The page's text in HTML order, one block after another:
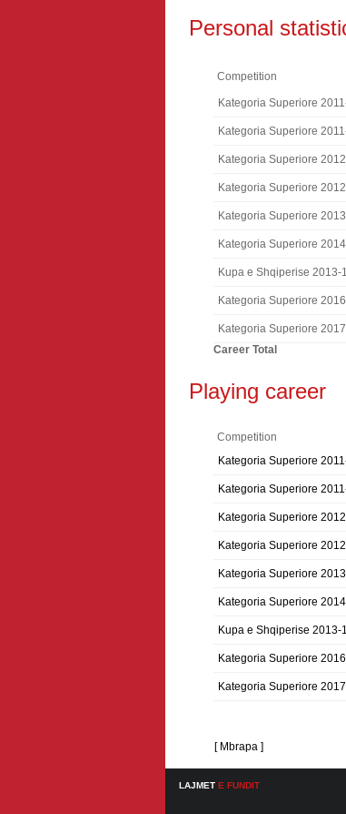
Personal
Competition
Kategoria Superiore
Kategoria Superiore
Kategoria Superiore
Kategoria Superiore
Kategoria Superiore
Kategoria Superiore
Kupa e Shqiperise 2013-
Kategoria Superiore
Kategoria Superiore
Career Total
Playing career
Competition
Kategoria Superiore
Kategoria Superiore
Kategoria Superiore
Kategoria Superiore
Kategoria Superiore
Kategoria Superiore
Kupa e Shqiperise 2013-
Kategoria Superiore
Kategoria Superiore
[ Mbrapa ]
LAJMET E FUNDIT